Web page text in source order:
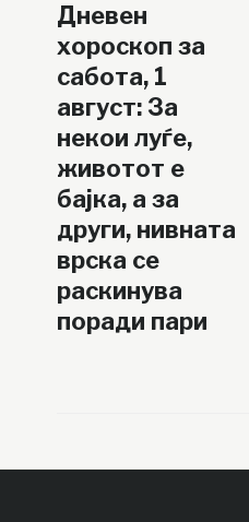
Дневен
хороскоп за
сабота, 1
август: За
некои луѓе,
животот е
бајка, а за
други, нивната
врска се
раскинува
поради пари